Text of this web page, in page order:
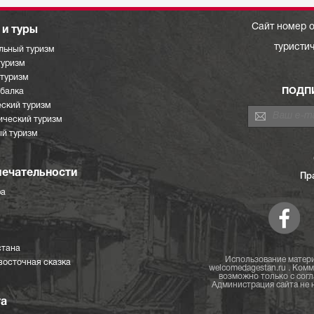
туры
туризм
туризм
туризм
туризм
сказка
Сайт номер
Использование
welcomedagestan.ru .
возможно только с
Администрация сайта не